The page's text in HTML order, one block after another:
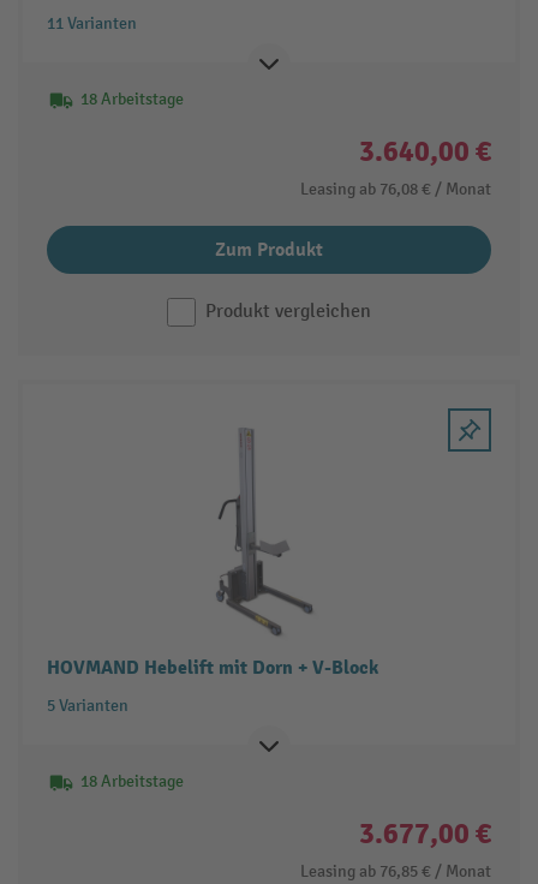
11 Varianten
18 Arbeitstage
3.640,00 €
Leasing ab 76,08 € / Monat
Zum Produkt
Produkt vergleichen
HOVMAND Hebelift mit Dorn + V-Block
5 Varianten
18 Arbeitstage
3.677,00 €
Leasing ab 76,85 € / Monat